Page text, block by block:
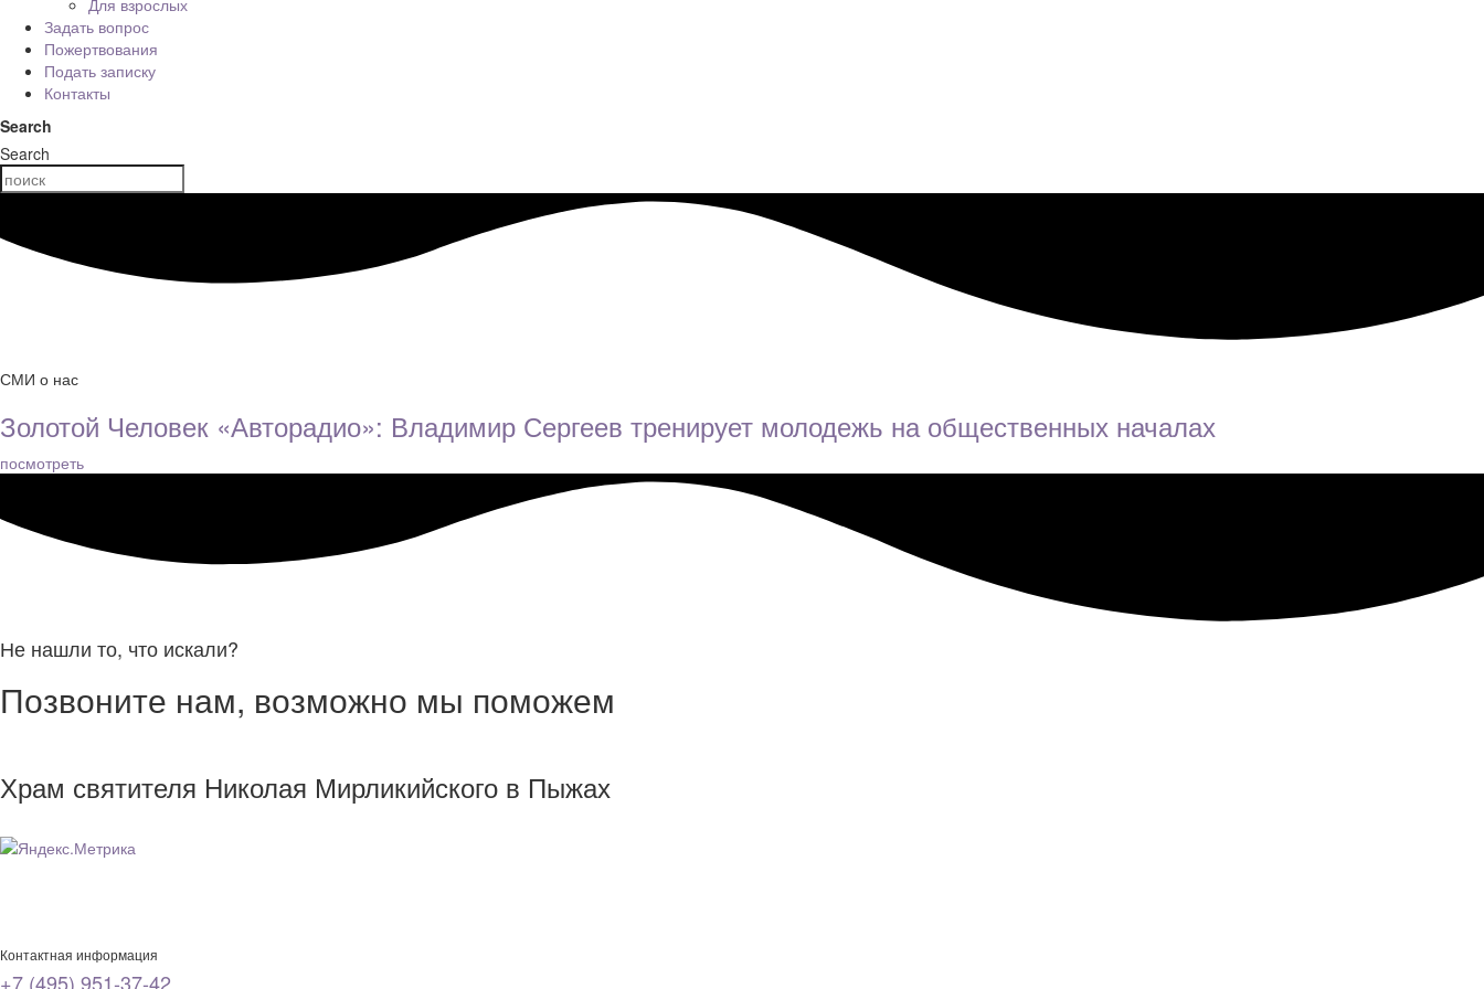
Для взрослых
Задать вопрос
Пожертвования
Подать записку
Контакты
Search
Search
СМИ о нас
Золотой Человек «Авторадио»: Владимир Сергеев тренирует молодежь на общественных началах
посмотреть
Не нашли то, что искали?
Позвоните нам, возможно мы поможем
Храм святителя Николая Мирликийского в Пыжах
Контактная информация
+7 (495) 951-37-42